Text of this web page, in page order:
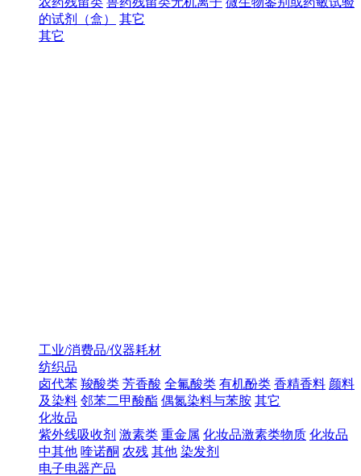
的试剂（盒）
其它
其它
工业/消费品/仪器耗材
纺织品
卤代苯 羧酸类 芳香酸 全氟酸类 有机酚类 香精香料 颜料
及染料 邻苯二甲酸酯 偶氮染料与苯胺 其它
化妆品
紫外线吸收剂 激素类 重金属 化妆品激素类物质 化妆品
中其他 喹诺酮 农残 其他 染发剂
电子电器产品